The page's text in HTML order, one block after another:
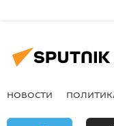
НОВОСТИ